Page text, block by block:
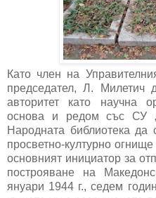
Като член на
председател, Л.
авторитет като научна
основа и редом със СУ
Народната библиотека да
просветно-културно
основният инициатор за
построяване на
януари 1944 г., седем